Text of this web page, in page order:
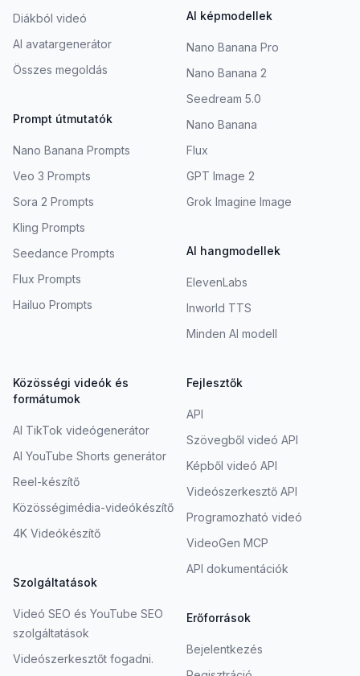
Diákból videó
AI avatargenerátor
Összes megoldás
Prompt útmutatók
Nano Banana Prompts
Veo 3 Prompts
Sora 2 Prompts
Kling Prompts
Seedance Prompts
Flux Prompts
Hailuo Prompts
AI képmodellek
Nano Banana Pro
Nano Banana 2
Seedream 5.0
Nano Banana
Flux
GPT Image 2
Grok Imagine Image
AI hangmodellek
ElevenLabs
Inworld TTS
Minden AI modell
Közösségi videók és
formátumok
AI TikTok videógenerátor
AI YouTube Shorts generátor
Reel-készítő
Közösségimédia-videókészítő
4K Videókészítő
Szolgáltatások
Videó SEO és YouTube SEO
szolgáltatások
Videószerkesztőt fogadni.
Fejlesztők
API
Szövegből videó API
Képből videó API
Videószerkesztő API
Programozható videó
VideoGen MCP
API dokumentációk
Erőforrások
Bejelentkezés